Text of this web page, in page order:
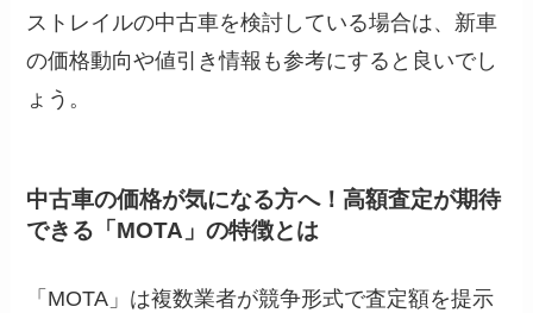
ストレイルの中古車を検討している場合は、新車
の価格動向や値引き情報も参考にすると良いでし
ょう。
中古車の価格が気になる方へ！高額査定が期待
できる「MOTA」の特徴とは
「MOTA」は複数業者が競争形式で査定額を提示